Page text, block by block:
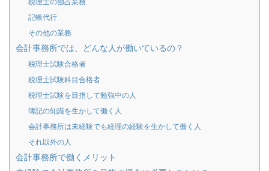
税理士の独占業務
記帳代行
その他の業務
会計事務所では、どんな人が働いているの？
税理士試験合格者
税理士試験科目合格者
税理士試験を目指して勉強中の人
簿記の知識を生かして働く人
会計事務所は未経験でも経理の経験を生かして働く人
それ以外の人
会計事務所で働くメリット